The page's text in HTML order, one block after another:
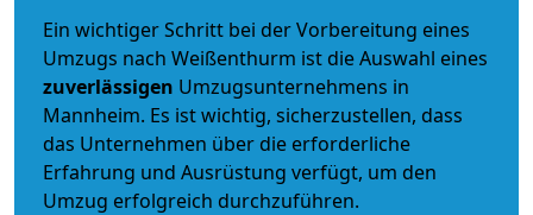
Ein wichtiger Schritt bei der Vorbereitung eines
Umzugs nach Weißenthurm ist die Auswahl eines
zuverlässigen Umzugsunternehmens in
Mannheim. Es ist wichtig, sicherzustellen, dass
das Unternehmen über die erforderliche
Erfahrung und Ausrüstung verfügt, um den
Umzug erfolgreich durchzuführen.